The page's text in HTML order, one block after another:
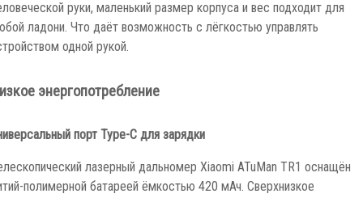
руки, маленький размер корпуса и вес подходит для
ладони. Что даёт возможность с лёгкостью управлять
одной рукой.
энергопотребление
порт Type-C для зарядки
лазерный дальномер Xiaomi ATuMan TR1 оснащён
полимерной батареей ёмкостью 420 мАч. Сверхнизкое